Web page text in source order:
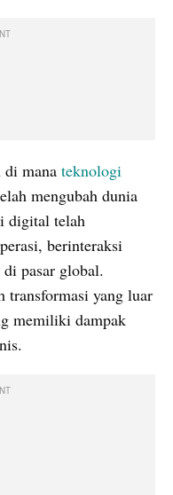
di mana teknologi
mengubah dunia
digital telah
berinteraksi
pasar global.
transformasi yang luar
memiliki dampak